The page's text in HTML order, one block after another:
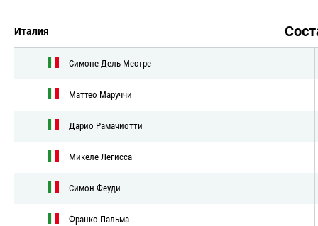
Италия
Симоне Дель Местре
Маттео Маруччи
Дарио Рамачиотти
Микеле Легисса
Симон Феуди
Франко Пальма